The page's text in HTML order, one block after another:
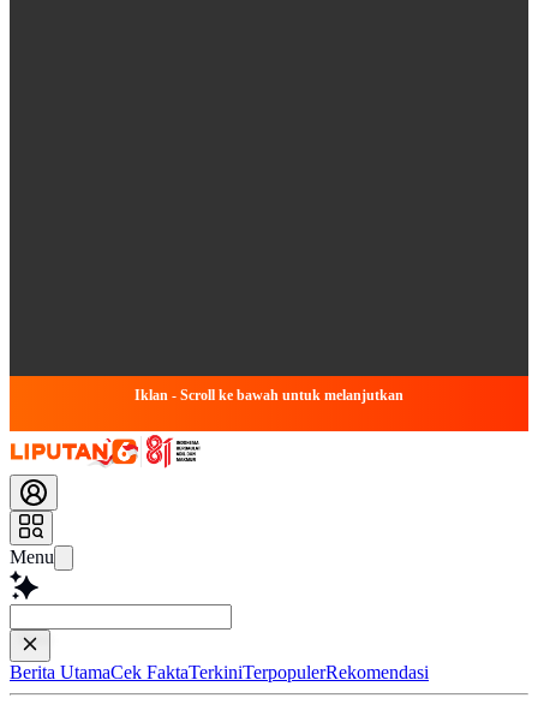
Iklan - Scroll ke bawah untuk melanjutkan
Menu
Simpulkan Artike
Berita UtamaCek FaktaTerkiniTerpopulerRekomendasi